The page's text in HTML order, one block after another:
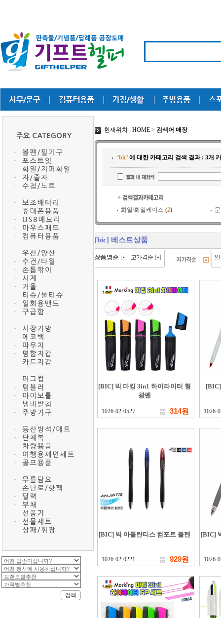
현재위치 : HOME > 검색어 매장
‘bic’ 에 대한 카테고리 검색 결과 : 3개
화일/화일케이스 (2)
[bic] 베스트상품
[BIC] 빅 마킹 3in1 하이라이터 형
광펜
1026-02-0527 314원 1026-
[BIC] 빅 아틀란티스 컴포트 볼펜
1026-02-0221 929원
[BIC]
1026-